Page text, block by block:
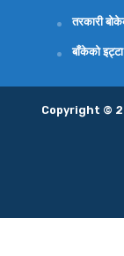
तरकारी
बाँकेको
Copyright ©